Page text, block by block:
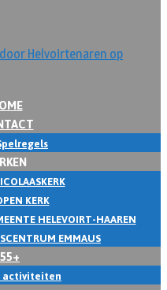
KERK
HELEVOIRT-HAAREN
EMMAUS
activiteiten